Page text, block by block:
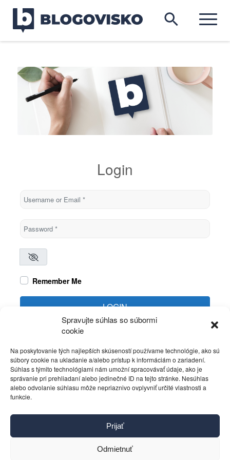
Spravujte súhlas so súbormi
cookie
Na poskytovanie tých najlepších skúseností používame technológie, ako sú
súbory cookie na ukladanie a/alebo prístup k informáciám o zariadení.
Súhlas s týmito technológiami nám umožní spracovávať údaje, ako je
správanie pri prehliadaní alebo jedinečné ID na tejto stránke. Nesúhlas
alebo odvolanie súhlasu môže nepriaznivo ovplyvniť určité vlastnosti a
funkcie.
Prijať
Odmietnuť
Login
Username or Email
Password*
Remember Me
LOGIN
Kontakt
Pravidlá používania